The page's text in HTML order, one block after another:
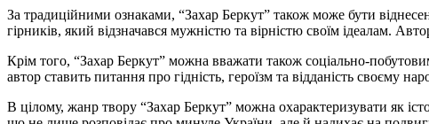
За традиційними ознаками, “Захар Беркут” також може бути
гірників, який відзначався мужністю та вірністю своїм ідеалам.
Крім того, “Захар Беркут” можна вважати також соціально-
автор ставить питання про гідність, героїзм та відданість своєму
В цілому, жанр твору “Захар Беркут” можна охарактеризувати як